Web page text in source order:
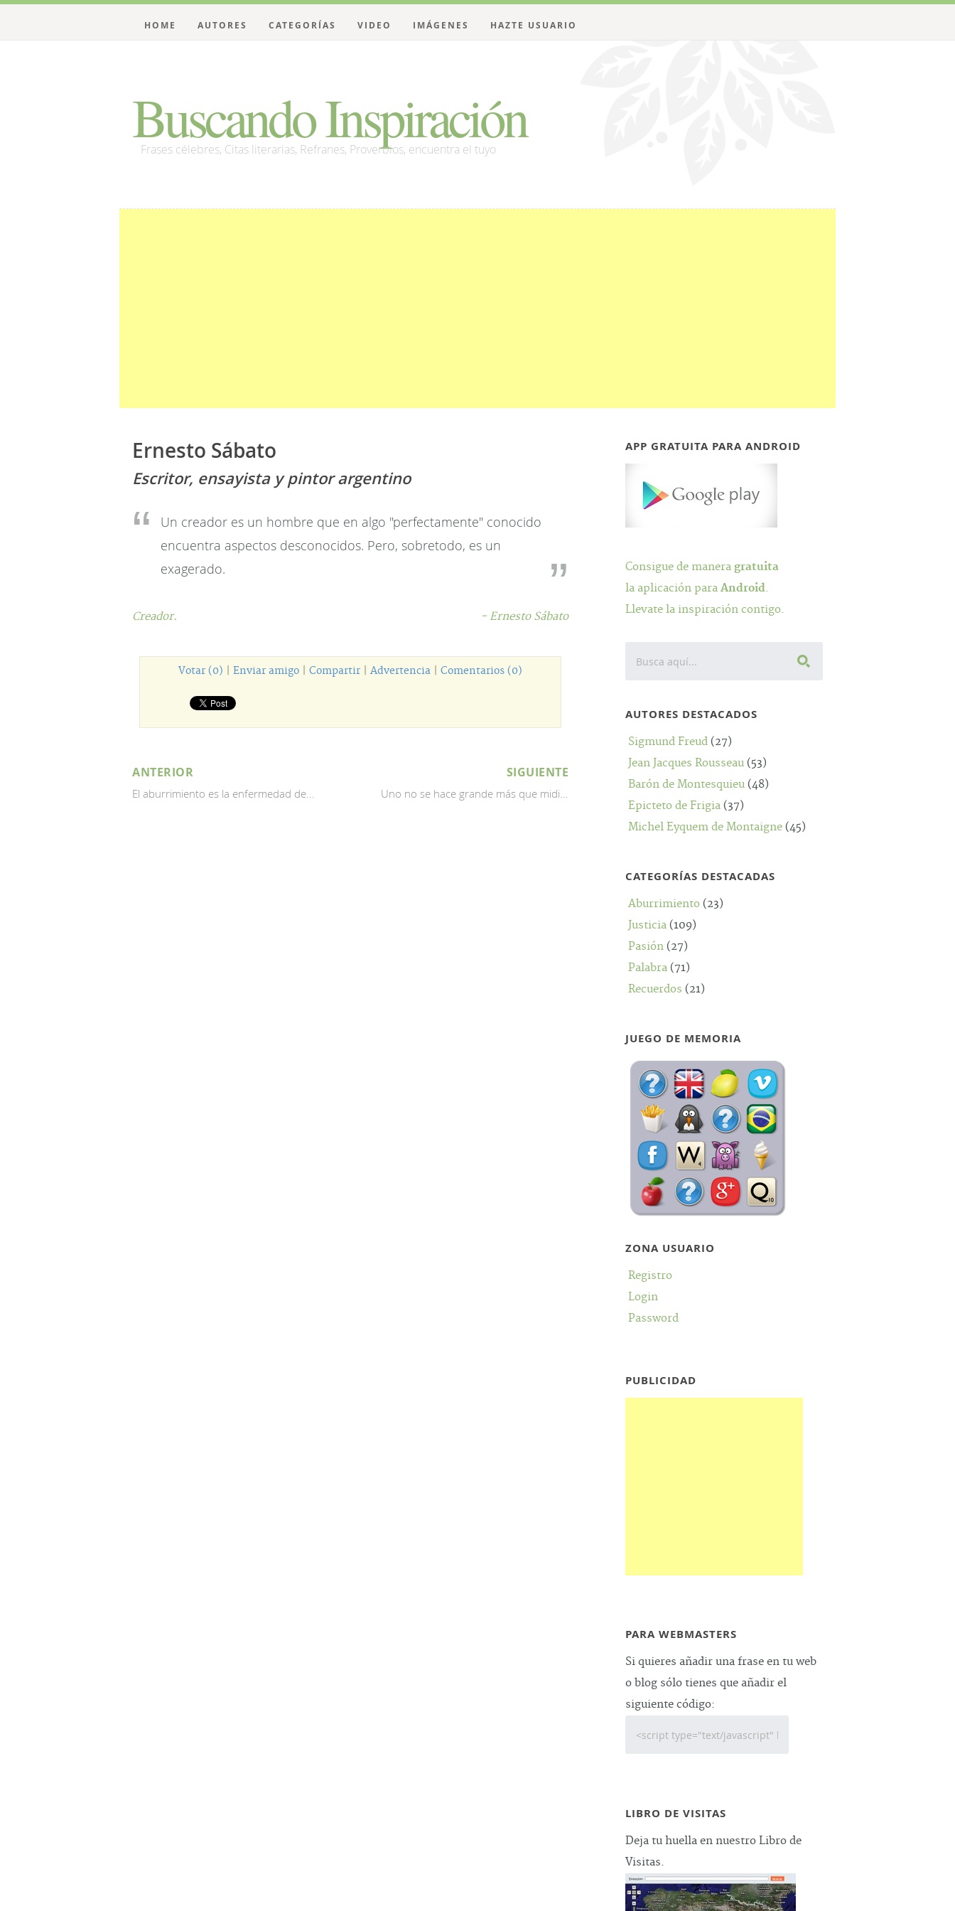
Buscando Inspiración
Frases célebres, Citas literarias, Refranes, Proverbios, encuentra el tuyo
HOME AUTORES CATEGORÍAS VIDEO IMÁGENES HAZTE USUARIO
Ernesto Sábato
Escritor, ensayista y pintor argentino
Un creador es un hombre que en algo "perfectamente" conocido
encuentra aspectos desconocidos. Pero, sobretodo, es un
exagerado.
Creador. - Ernesto Sábato
Votar (0) Enviar amigo Compartir Advertencia Comentarios (0)
ANTERIOR
El aburrimiento es la enfermedad de...
SIGUIENTE
Uno no se hace grande más que midi...
APP GRATUITA PARA ANDROID
Consigue de maneragratuita
la aplicación paraAndroid.
Llevate la inspiración contigo.
AUTORES DESTACADOS
Sigmund Freud (27)
Jean Jacques Rousseau (53)
Barón de Montesquieu (48)
Epicteto de Frigia (37)
Michel Eyquem de Montaigne (45)
CATEGORÍAS DESTACADAS
Aburrimiento (23)
Justicia (109)
Pasión (27)
Palabra (71)
Recuerdos (21)
JUEGO DE MEMORIA
ZONA USUARIO
Registro
Login
Password
PUBLICIDAD
PARA WEBMASTERS
Si quieres añadir una frase en tu web
o blog sólo tienes que añadir el
siguiente código:
LIBRO DE VISITAS
Deja tu huella en nuestro Libro de
Visitas.